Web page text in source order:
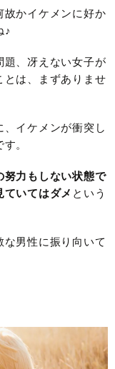
故かイケメンに好か
♪
題、冴えない女子が
とは、まずありませ
イケメンが衝突し
。
努力もしない状態で
ていてはダメ という
男性に振り向いて